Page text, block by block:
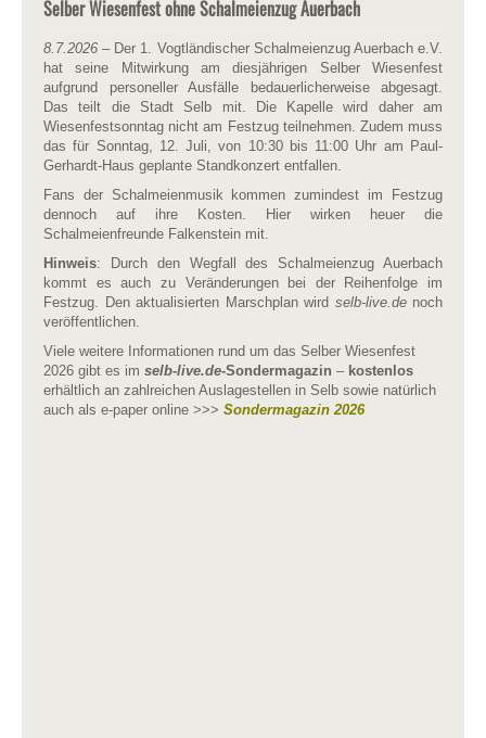
Selber Wiesenfest ohne Schalmeienzug Auerbach
8.7.2026 – Der 1. Vogtländischer Schalmeienzug Auerbach e.V.
hat seine Mitwirkung am diesjährigen Selber Wiesenfest
aufgrund personeller Ausfälle bedauerlicherweise abgesagt.
Das teilt die Stadt Selb mit. Die Kapelle wird daher am
Wiesenfestsonntag nicht am Festzug teilnehmen. Zudem muss
das für Sonntag, 12. Juli, von 10:30 bis 11:00 Uhr am Paul-
Gerhardt-Haus geplante Standkonzert entfallen.
Fans der Schalmeienmusik kommen zumindest im Festzug
dennoch auf ihre Kosten. Hier wirken heuer die
Schalmeienfreunde Falkenstein mit.
Hinweis: Durch den Wegfall des Schalmeienzug Auerbach
kommt es auch zu Veränderungen bei der Reihenfolge im
Festzug. Den aktualisierten Marschplan wird selb-live.denoch
veröffentlichen.
Viele weitere Informationen rund um das Selber Wiesenfest
2026 gibt es im selb-live.de-Sondermagazin – kostenlos
erhältlich an zahlreichen Auslagestellen in Selb sowie natürlich
auch als e-paper online >>> Sondermagazin 2026